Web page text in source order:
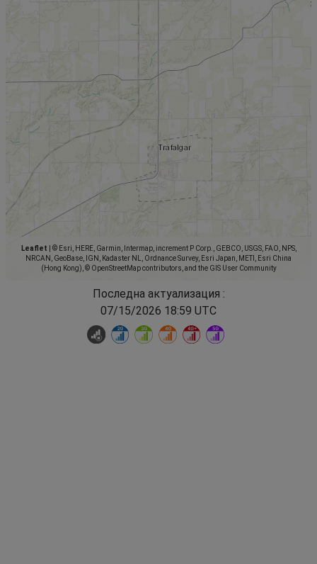
Leaflet
© Esri, HERE, Garmin, Intermap, increment P Corp., GEBCO, USGS, FAO, NPS,
NRCAN, GeoBase, IGN, Kadaster NL, Ordnance Survey, Esri Japan, METI, Esri China
(Hong Kong), © OpenStreetMap contributors, and the GIS User Community
Последна актуализация :
07/15/2026 18:59 UTC